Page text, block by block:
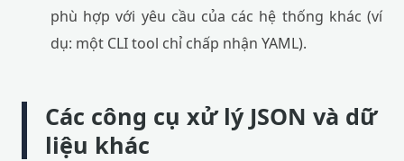
phù hợp với yêu cầu của các hệ thống khác (ví
dụ: một CLI tool chỉ chấp nhận YAML).
Các công cụ xử lý JSON và dữ
liệu khác